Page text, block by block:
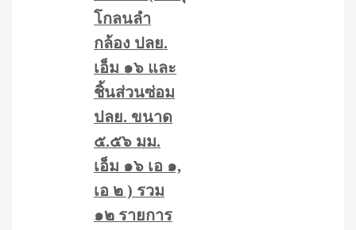
โกลนลำ
กล้อง ปลย.
เอ็ม ๑๖ และ
ชิ้นส่วนซ่อม
ปลย. ขนาด
๕.๕๖ มม.
เอ็ม ๑๖ เอ ๑,
เอ ๒ ) รวม
๑๒ รายการ